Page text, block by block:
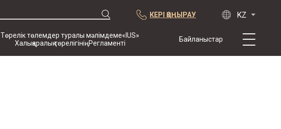
КЕРІ ҚОҢЫРАУ
Төрелік төлемдер туралы мәлімдеме«IUS»
Халықаралық төрелігініңРегламенті
Байланыстар